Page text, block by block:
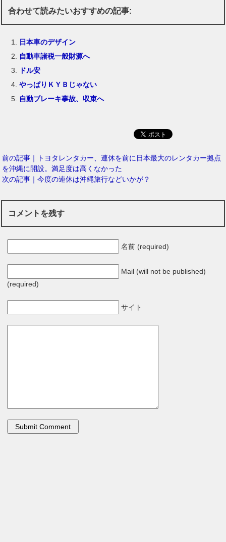
合わせて読みたいおすすめの記事:
日本車のデザイン
自動車諸税一般財源へ
ドル安
やっぱりＫＹＢじゃない
自動ブレーキ事故、収束へ
前の記事｜トヨタレンタカー、連休を前に日本最大のレンタカー拠点
を沖縄に開設。満足度は高くなかった
次の記事｜今度の連休は沖縄旅行などいかが？
コメントを残す
名前 (required)
Mail (will not be published)
(required)
サイト